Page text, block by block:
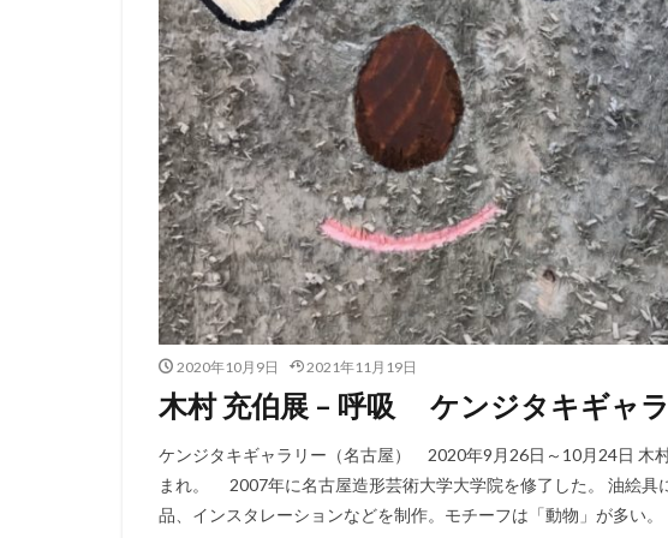
2020年10月9日 2021年11月19日
木村 充伯展 – 呼吸 ケンジタキギャラ
ケンジタキギャラリー（名古屋） 2020年9月26日～10月24日
まれ。 2007年に名古屋造形芸術大学大学院を修了した。 油絵具
品、インスタレーションなどを制作。モチーフは「動物」が多い